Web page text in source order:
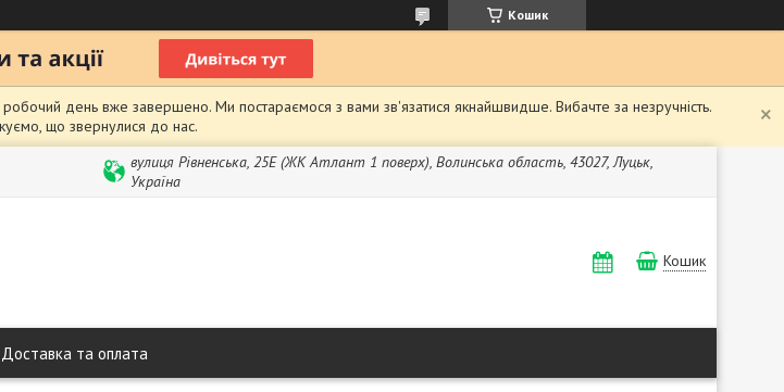
Кошик
день вже завершено. Ми постараємося з вами зв'язатися якнайшвидше. Вибачте за незручність.
що звернулися до нас.
вулиця Рівненська, 25Е (ЖК Атлант 1 поверх), Волинська область, 43027, Луцьк,
Україна
Кошик
Доставка та оплата